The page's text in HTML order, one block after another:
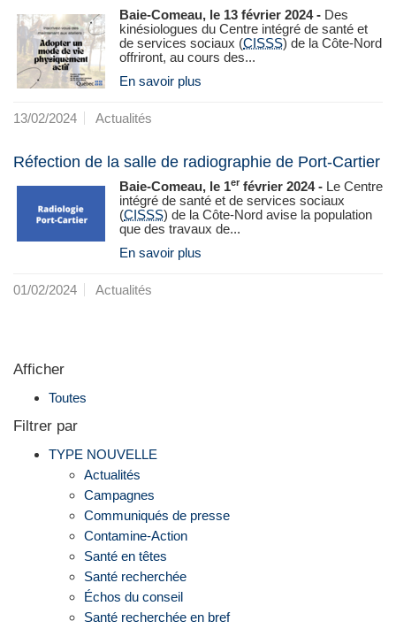
Baie-Comeau, le 13 février 2024 - Des
kinésiologues du Centre intégré de santé et
de services sociaux (CISSS) de la Côte-Nord
offriront, au cours des...
En savoir plus
13/02/2024 Actualités
Réfection de la salle de radiographie de Port-Cartier
Baie-Comeau, le 1er février 2024 - Le Centre
intégré de santé et de services sociaux
(CISSS) de la Côte‑Nord avise la population
que des travaux de...
En savoir plus
01/02/2024 Actualités
Afficher
Toutes
Filtrer par
TYPE NOUVELLE
Actualités
Campagnes
Communiqués de presse
Contamine-Action
Santé en têtes
Santé recherchée
Échos du conseil
Santé recherchée en bref